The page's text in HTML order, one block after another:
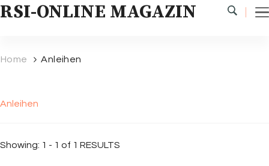
RSI-ONLINE MAGAZIN
Home Anleihen
Anleihen
Showing: 1 - 1 of 1 RESULTS